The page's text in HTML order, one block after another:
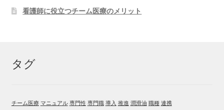
看護師に役立つチーム医療のメリット
タグ
チーム医療 マニュアル 専門性 専門職 導入 推進 潤滑油 職種 連携